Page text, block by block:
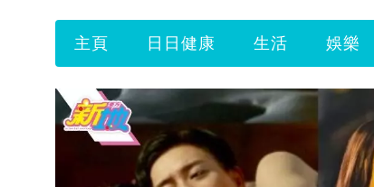
主頁 日日健康 生活 娛樂